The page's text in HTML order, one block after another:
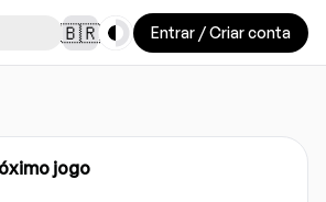
🇧🇷 Toggle theme
Entrar / Criar conta
jogo